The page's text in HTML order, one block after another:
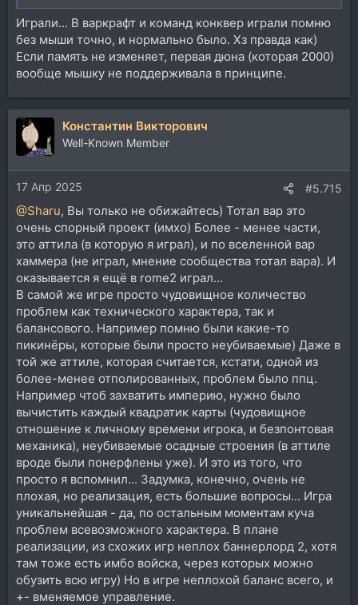
Играли... В варкрафт и команд конквер играли помню
без мыши точно, и нормально было. Хз правда как)
Если память не изменяет, первая дюна (которая 2000)
вообще мышку не поддерживала в принципе.
Константин Викторович
Well-Known Member
17 Апр 2025 #5.715
@Sharu, Вы только не обижайтесь) Тотал вар это
очень спорный проект (имхо) Более - менее части,
это аттила (в которую я играл), и по вселенной вар
хаммера (не играл, мнение сообщества тотал вара). И
оказывается я ещё в rome2 играл...
В самой же игре просто чудовищное количество
проблем как технического характера, так и
балансового. Например помню были какие-то
пикинёры, которые были просто неубиваемые) Даже в
той же аттиле, которая считается, кстати, одной из
более-менее отполированных, проблем было ппц.
Например чтоб захватить империю, нужно было
вычистить каждый квадратик карты (чудовищное
отношение к личному времени игрока, и безпонтовая
механика), неубиваемые осадные строения (в аттиле
вроде были понерфлены уже). И это из того, что
просто я вспомнил... Задумка, конечно, очень не
плохая, но реализация, есть большие вопросы... Игра
уникальнейшая - да, по остальным моментам куча
проблем всевозможного характера. В плане
реализации, из схожих игр неплох баннерлорд 2, хотя
там тоже есть имбо войска, через которых можно
обузить всю игру) Но в игре неплохой баланс всего, и
+- вменяемое управление.